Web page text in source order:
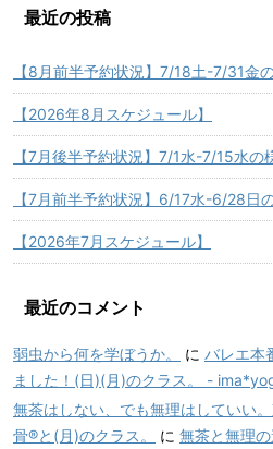
最近の投稿
【8月前半予約状況】7/18土-7/31金
【2026年8月スケジュール】
【7月後半予約状況】7/1水-7/15水の
【7月前半予約状況】6/17水-6/28日
【2026年7月スケジュール】
最近のコメント
弱虫から何を学ぼうか。 に バレエ本
ました！(日)(月)のクラス。 -
無茶はしない、でも無理はしていい
骨®と(月)のクラス。
に 無茶と無理